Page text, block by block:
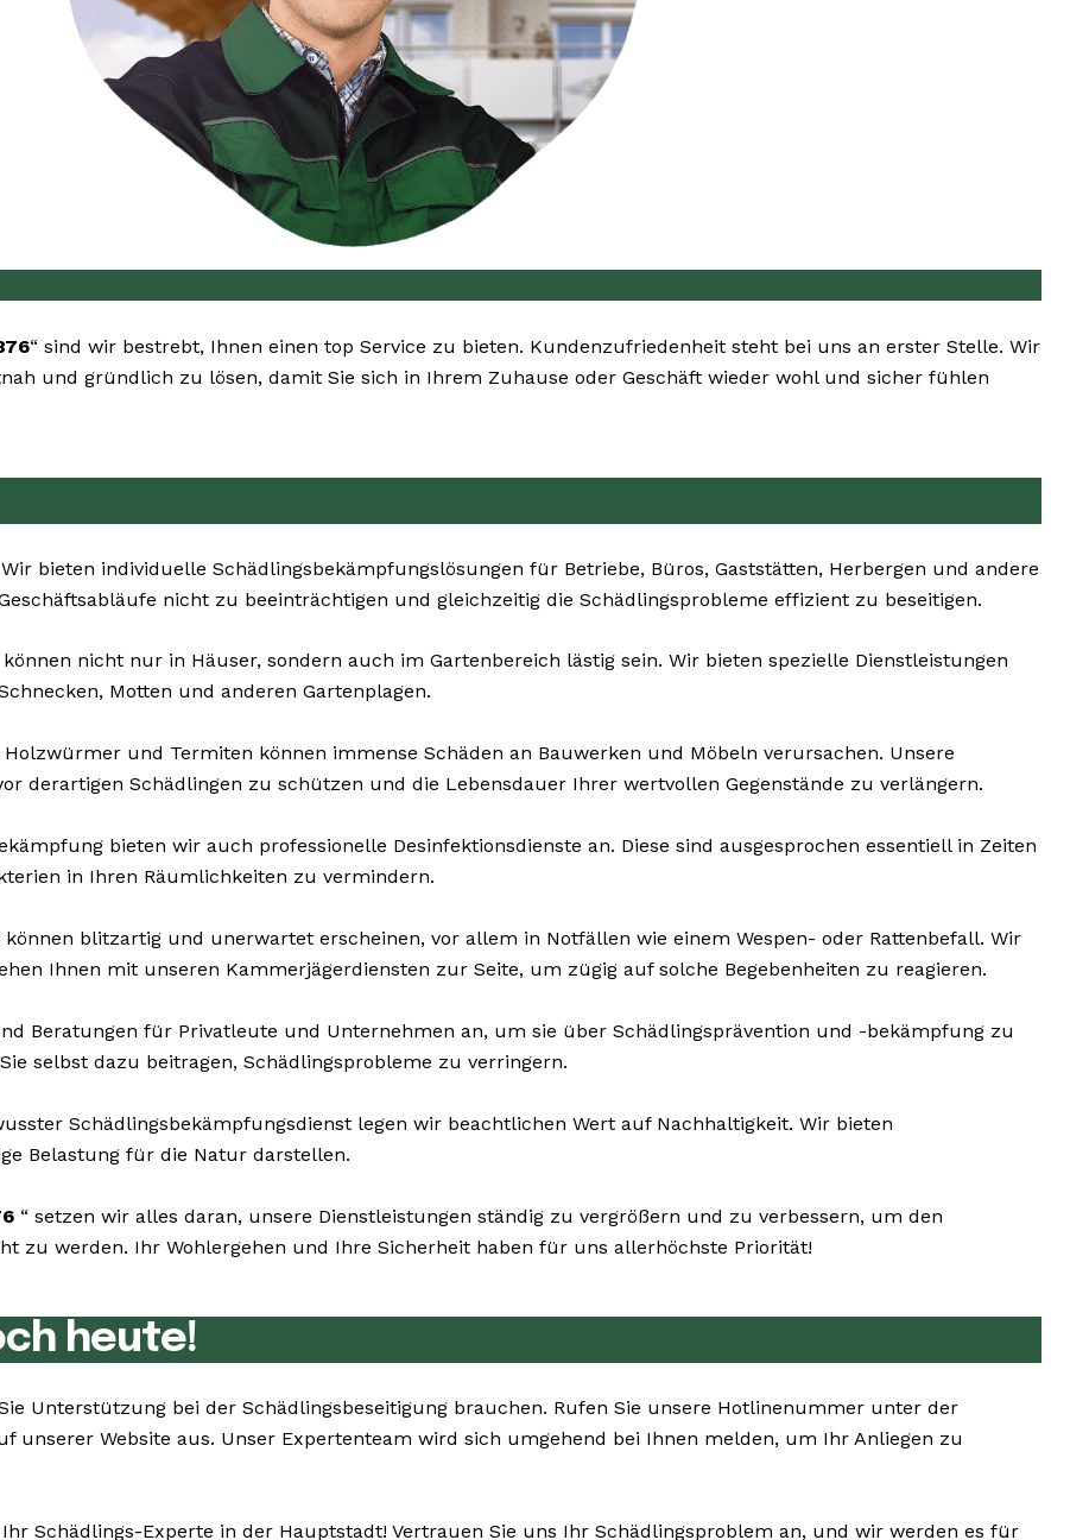
“ sind wir bestrebt, Ihnen einen top Service zu bieten. Kundenzufriedenheit steht bei uns an erster Stelle. Wir
und gründlich zu lösen, damit Sie sich in Ihrem Zuhause oder Geschäft wieder wohl und sicher fühlen
Wir bieten individuelle Schädlingsbekämpfungslösungen für Betriebe, Büros, Gaststätten, Herbergen und andere
nicht zu beeinträchtigen und gleichzeitig die Schädlingsprobleme effizient zu beseitigen.
nicht nur in Häuser, sondern auch im Gartenbereich lästig sein. Wir bieten spezielle Dienstleistungen
Motten und anderen Gartenplagen.
und Termiten können immense Schäden an Bauwerken und Möbeln verursachen. Unsere
derartigen Schädlingen zu schützen und die Lebensdauer Ihrer wertvollen Gegenstände zu verlängern.
bieten wir auch professionelle Desinfektionsdienste an. Diese sind ausgesprochen essentiell in Zeiten
in Ihren Räumlichkeiten zu vermindern.
können blitzartig und unerwartet erscheinen, vor allem in Notfällen wie einem Wespen- oder Rattenbefall. Wir
Ihnen mit unseren Kammerjägerdiensten zur Seite, um zügig auf solche Begebenheiten zu reagieren.
Beratungen für Privatleute und Unternehmen an, um sie über Schädlingsprävention und -bekämpfung zu
selbst dazu beitragen, Schädlingsprobleme zu verringern.
Schädlingsbekämpfungsdienst legen wir beachtlichen Wert auf Nachhaltigkeit. Wir bieten
Belastung für die Natur darstellen.
“ setzen wir alles daran, unsere Dienstleistungen ständig zu vergrößern und zu verbessern, um den
zu werden. Ihr Wohlergehen und Ihre Sicherheit haben für uns allerhöchste Priorität!
heute!
Unterstützung bei der Schädlingsbeseitigung brauchen. Rufen Sie unsere Hotlinenummer unter der
unserer Website aus. Unser Expertenteam wird sich umgehend bei Ihnen melden, um Ihr Anliegen zu
Schädlings-Experte in der Hauptstadt! Vertrauen Sie uns Ihr Schädlingsproblem an, und wir werden es für